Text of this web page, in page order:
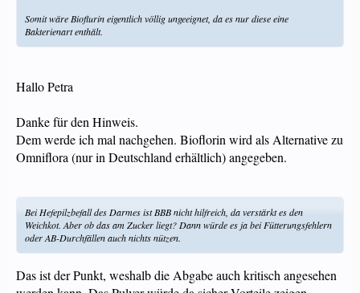
Somit wäre Bioflurin eigentlich völlig ungeeignet, da es nur diese eine
Bakterienart enthält.
Hallo Petra
Danke für den Hinweis.
Dem werde ich mal nachgehen. Bioflorin wird als Alternative zu
Omniflora (nur in Deutschland erhältlich) angegeben.
Bei Hefepilzbefall des Darmes ist BBB nicht hilfreich, da verstärkt es den
Weichkot. Aber ob das am Zucker liegt? Dann würde es ja bei Fütterungsfehlern
oder AB-Durchfällen auch nichts nützen.
Das ist der Punkt, weshalb die Abgabe auch kritisch angesehen